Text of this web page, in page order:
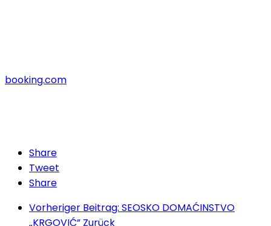
booking.com
Share
Tweet
Share
Vorheriger Beitrag: SEOSKO DOMAĆINSTVO
„KRGOVIĆ” Zurück